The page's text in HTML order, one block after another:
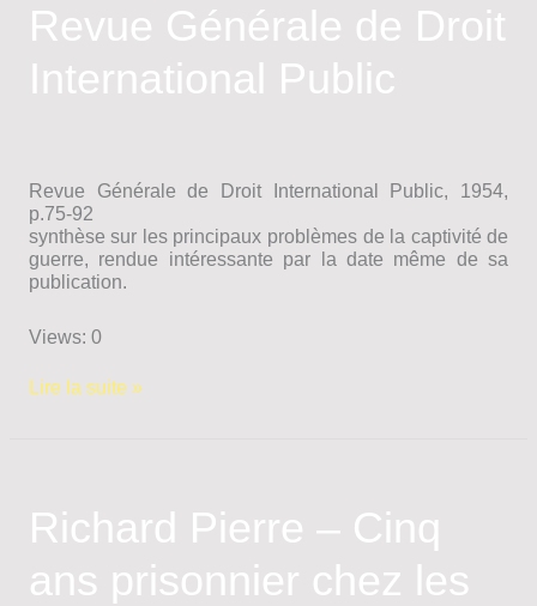
guerre
d’Indochine
Revue Générale de Droit
International Public
Revue Générale de Droit International Public, 1954,
p.75-92
synthèse sur les principaux problèmes de la captivité de
guerre, rendue intéressante par la date même de sa
publication.
Views: 0
Revue
Lire la suite »
Richard Pierre – Cinq
ans prisonnier chez les